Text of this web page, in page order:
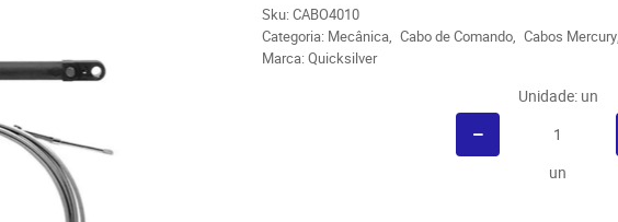
Sku:CABO4010
Categoria: Mecânica Cabo de Comando Cabos Mercury
Marca:Quicksilver
Unidade: un
un